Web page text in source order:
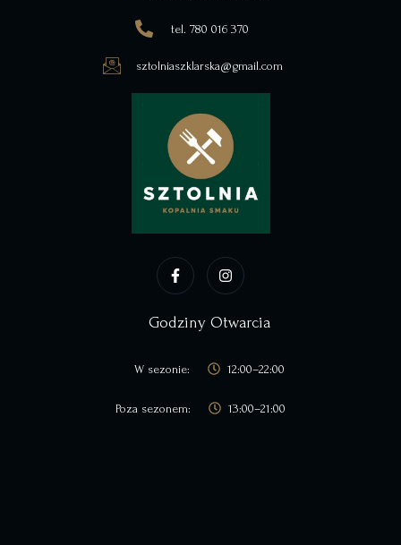
tel. 780 016 370
sztolniaszklarska@gmail.com
Godziny Otwarcia
W sezonie: 12:00–22:00
Poza sezonem: 13:00–21:00